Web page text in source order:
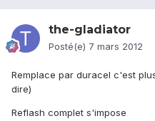
the-gladiator
Posté(e) 7 mars 2012
Remplace par duracel c'est
dire)
Reflash complet s'impose